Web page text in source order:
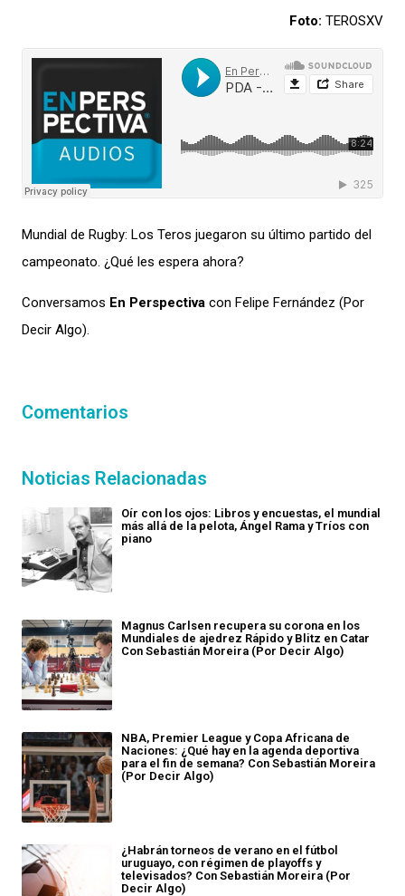
Foto: TEROSXV
Mundial de Rugby: Los Teros juegaron su último partido del
campeonato. ¿Qué les espera ahora?
Conversamos En Perspectiva con Felipe Fernández (Por
Decir Algo).
Comentarios
Noticias Relacionadas
Oír con los ojos: Libros y encuestas, el mundial
más allá de la pelota, Ángel Rama y Tríos con
piano
Magnus Carlsen recupera su corona en los
Mundiales de ajedrez Rápido y Blitz en Catar
Con Sebastián Moreira (Por Decir Algo)
NBA, Premier League y Copa Africana de
Naciones: ¿Qué hay en la agenda deportiva
para el fin de semana? Con Sebastián Moreira
(Por Decir Algo)
¿Habrán torneos de verano en el fútbol
uruguayo, con régimen de playoffs y
televisados? Con Sebastián Moreira (Por
Decir Algo)